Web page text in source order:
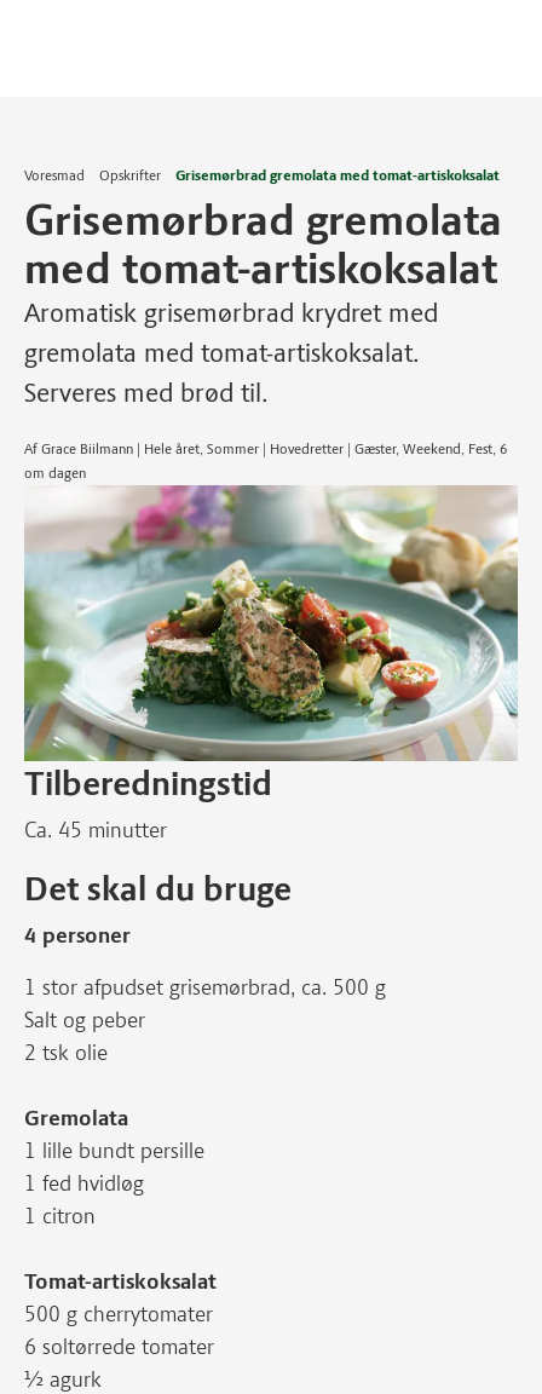
Voresmad Opskrifter Grisemørbrad gremolata med tomat-artiskoksalat
Grisemørbrad gremolata
med tomat-artiskoksalat
Aromatisk grisemørbrad krydret med
gremolata med tomat-artiskoksalat.
Serveres med brød til.
Af Grace Biilmann | Hele året, Sommer | Hovedretter | Gæster, Weekend, Fest, 6
om dagen
Tilberedningstid
Ca. 45 minutter
Det skal du bruge
4 personer
1 stor afpudset grisemørbrad, ca. 500 g
Salt og peber
2 tsk olie
Gremolata
1 lille bundt persille
1 fed hvidløg
1 citron
Tomat-artiskoksalat
500 g cherrytomater
6 soltørrede tomater
½ agurk